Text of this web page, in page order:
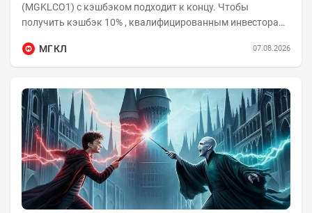
(MGKLCO1) с кэшбэком подходит к концу. Чтобы
получить кэшбэк 10% , квалифицированным инвесторам
МГКЛ
07.08.2026